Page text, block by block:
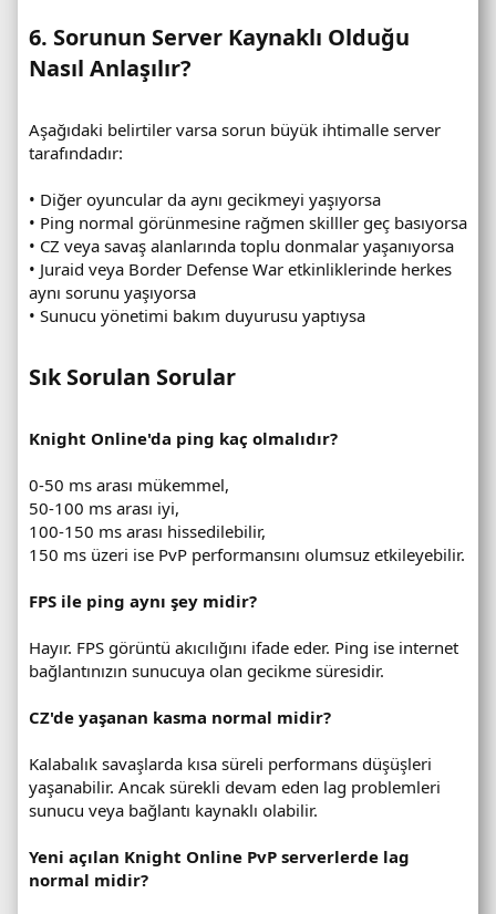
6. Sorunun Server Kaynaklı Olduğu
Nasıl Anlaşılır?​
Aşağıdaki belirtiler varsa sorun büyük ihtimalle server
tarafındadır:
• Diğer oyuncular da aynı gecikmeyi yaşıyorsa
• Ping normal görünmesine rağmen skilller geç basıyorsa
• CZ veya savaş alanlarında toplu donmalar yaşanıyorsa
• Juraid veya Border Defense War etkinliklerinde herkes
aynı sorunu yaşıyorsa
• Sunucu yönetimi bakım duyurusu yaptıysa
Sık Sorulan Sorular​
Knight Online'da ping kaç olmalıdır?
0-50 ms arası mükemmel,
50-100 ms arası iyi,
100-150 ms arası hissedilebilir,
150 ms üzeri ise PvP performansını olumsuz etkileyebilir.
FPS ile ping aynı şey midir?
Hayır. FPS görüntü akıcılığını ifade eder. Ping ise internet
bağlantınızın sunucuya olan gecikme süresidir.
CZ'de yaşanan kasma normal midir?
Kalabalık savaşlarda kısa süreli performans düşüşleri
yaşanabilir. Ancak sürekli devam eden lag problemleri
sunucu veya bağlantı kaynaklı olabilir.
Yeni açılan Knight Online PvP serverlerde lag
normal midir?